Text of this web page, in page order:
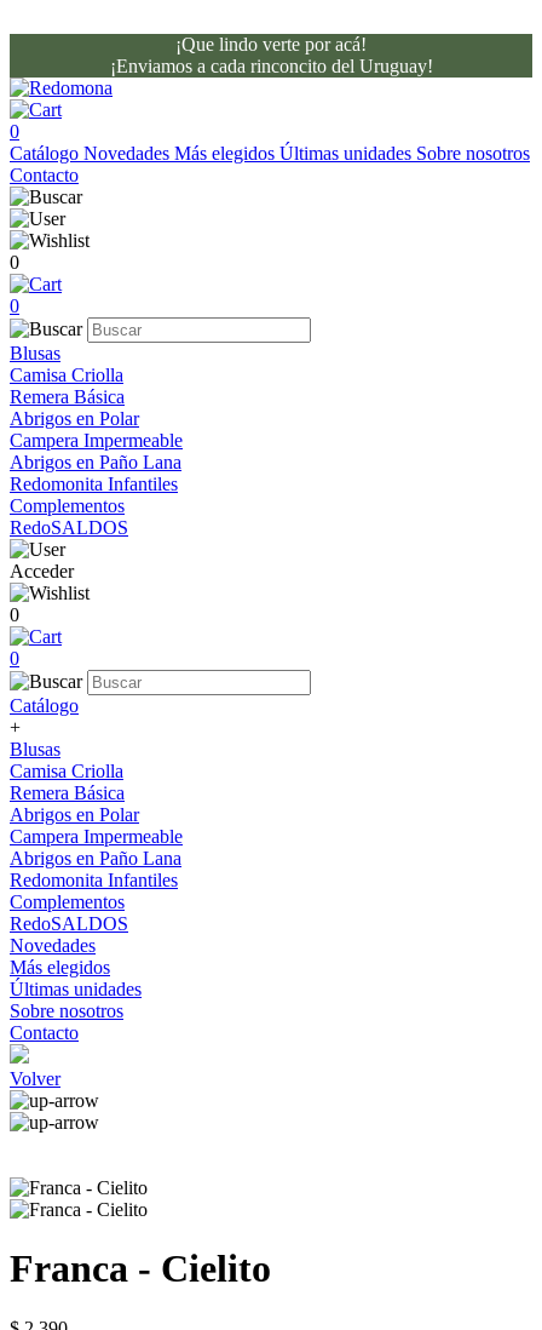
¡Que lindo verte por acá!
¡Enviamos a cada rinconcito del Uruguay!
0
Catálogo Novedades Más elegidos Últimas unidades Sobre nosotros
Contacto
0
0
Blusas
Camisa Criolla
Remera Básica
Abrigos en Polar
Campera Impermeable
Abrigos en Paño Lana
Redomonita Infantiles
Complementos
RedoSALDOS
Acceder
0
0
Catálogo
+
Blusas
Camisa Criolla
Remera Básica
Abrigos en Polar
Campera Impermeable
Abrigos en Paño Lana
Redomonita Infantiles
Complementos
RedoSALDOS
Novedades
Más elegidos
Últimas unidades
Sobre nosotros
Contacto
Volver
Franca - Cielito